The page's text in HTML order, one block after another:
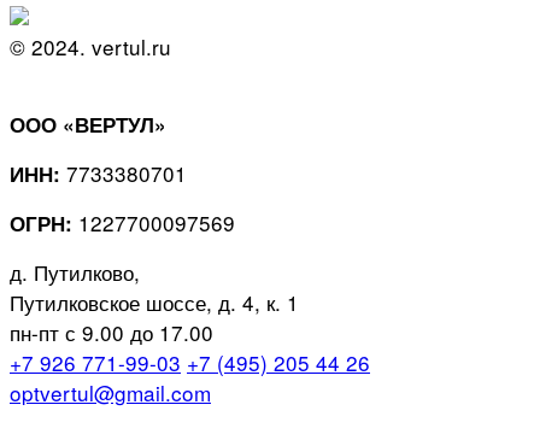
© 2024. vertul.ru
ООО «ВЕРТУЛ»
ИНН: 7733380701
ОГРН: 1227700097569
д. Путилково,
Путилковское шоссе, д. 4, к. 1
пн-пт с 9.00 до 17.00
+7 926 771-99-03 +7 (495) 205 44 26
optvertul@gmail.com